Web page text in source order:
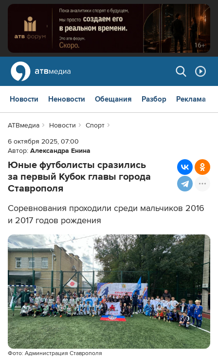
Новости Неновости Обещания Разбор Реклама
АТВмедиа Новости
Спорт
6 октября 2025, 07:00
Автор: Александра Енина
Юные футболисты сразились
за первый Кубок главы города
Ставрополя
Соревнования проходили среди мальчиков 2016
и 2017 годов рождения
Фото: Администрация Ставрополя